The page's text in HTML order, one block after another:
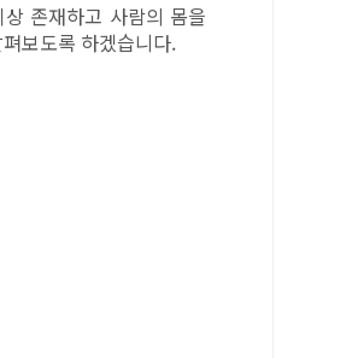
존재하고 사람의 몸을
보도록 하겠습니다.